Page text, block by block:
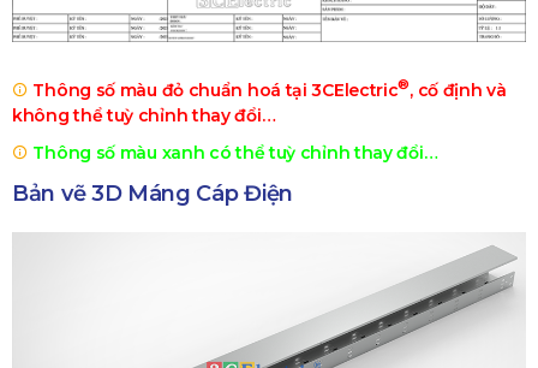
Thông số màu đỏ chuẩn hoá tại 3CElectric®, cố định và
không thể tuỳ chỉnh thay đổi…
Thông số màu xanh có thể tuỳ chỉnh thay đổi…
Bản vẽ 3D Máng Cáp Điện